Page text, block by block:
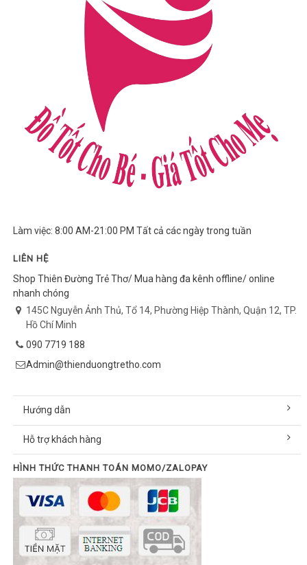
Làm việc: 8:00 AM-21:00 PM Tất cả các ngày trong tuần
LIÊN HỆ
Shop Thiên Đường Trẻ Thơ/ Mua hàng đa kênh offline/ online
nhanh chóng
145C Nguyễn Ảnh Thủ, Tổ 14, Phường Hiệp Thành, Quận 12, TP.
Hồ Chí Minh
090 7719 188
Admin@thienduongtretho.com
Hướng dẫn
Hỗ trợ khách hàng
HÌNH THỨC THANH TOÁN MOMO/ZALOPAY